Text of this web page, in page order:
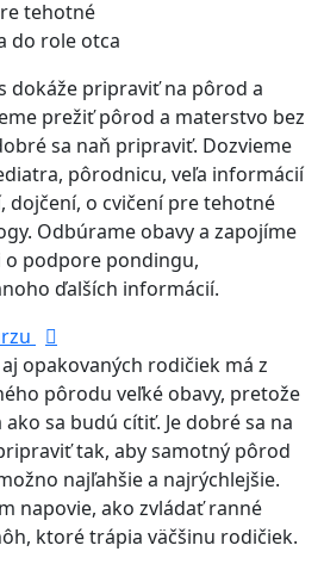
tehotné
do role otca
dokáže pripraviť na pôrod a
prežiť pôrod a materstvo bez
sa naň pripraviť. Dozvieme
pôrodnicu, veľa informácií
dojčení, o cvičení pre tehotné
Odbúrame obavy a zapojíme
o podpore pondingu,
ďalších informácií.
opakovaných rodičiek má z
pôrodu veľké obavy, pretože
sa budú cítiť. Je dobré sa na
tak, aby samotný pôrod
najľahšie a najrýchlejšie.
napovie, ako zvládať ranné
ktoré trápia väčšinu rodičiek.